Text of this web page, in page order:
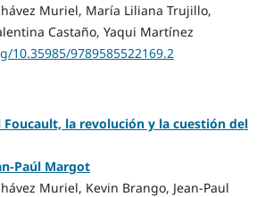
Muriel, María Liliana Trujillo,
Castaño, Yaqui Martínez
10.35985/9789585522169.2
Foucault, la revolución y la cuestión del
Paúl Margot
Muriel, Kevin Brango, Jean-Paul